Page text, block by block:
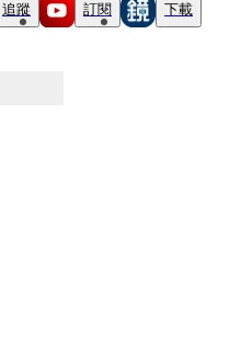
追蹤 訂閱 下載